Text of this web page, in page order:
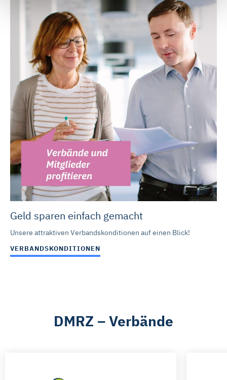
Webangebot zu verbessern (Statistik-Cookies). Durch
„Alle Cookies akzeptieren“ stimmen Sie auch dem
Einsatz von Marketing-Cookies zu und erhalten auf Sie
zugeschnittene Werbung auch auf anderen Webseiten.
Die Marketing-Partner können Ihre Cookie-Informationen
mit anderen Informationen verknüpfen und zur
Profilbildung verwenden. Sie können über die
Schaltflächen auch einzeln der Verwendung von Statistik-
Cookies oder Marketing-Cookies zustimmen. Die in der
Schaltfläche genannten „Präferenzen“ stellen Cookies
dar, die derzeit von DMRZ.de nicht verwendet werden.
Mit „Alle Cookies ablehnen“ können Sie die Marketing-
und Statistik-Cookies ablehnen. Über die Schaltflächen
und „Auswahl erlauben“ können Sie die Cookies
individuell verwalten und Ihre Einwilligung jederzeit für die
Zukunft ändern oder widerrufen. Weitere Informationen
dazu und zu den Cookies führen wir in dieser
Datenschutzerklärung
Geld sparen einfach gemacht
Unsere attraktiven Verbandskonditionen auf einen Blick!
VERBANDSKONDITIONEN
DMRZ – Verbände